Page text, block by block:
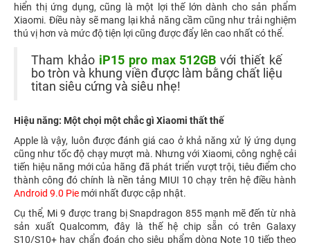
hiển thị ứng dụng, cũng là một lợi thế lớn dành cho sản phẩm
Xiaomi. Điều này sẽ mang lại khả năng cầm cũng như trải nghiệm
thú vị hơn và mức độ tiện lợi cũng được đẩy lên cao nhất có thể.
Tham khảo iP15 pro max 512GB với thiết kế
bo tròn và khung viền được làm bằng chất liệu
titan siêu cứng và siêu nhẹ!
Hiệu năng: Một chọi một chắc gì Xiaomi thất thế
Apple là vậy, luôn được đánh giá cao ở khả năng xử lý ứng dụng
cũng như tốc độ chạy mượt mà. Nhưng với Xiaomi, công nghệ cải
tiến hiệu năng mới của hãng đã phát triển vượt trội, tiêu điểm cho
thành công đó chính là nền tảng MIUI 10 chạy trên hệ điều hành
Android 9.0 Pie mới nhất được cập nhật.
Cụ thể, Mi 9 được trang bị Snapdragon 855 mạnh mẽ đến từ nhà
sản xuất Qualcomm, đây là thế hệ chip sẵn có trên Galaxy
S10/S10+ hay chẩn đoán cho siêu phẩm dòng Note 10 tiếp theo